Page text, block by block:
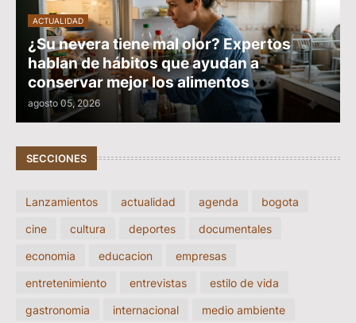
ACTUALIDAD
¿Su nevera tiene mal olor? Expertos
hablan de hábitos que ayudan a
conservar mejor los alimentos
agosto 05, 2026
SECCIONES
Lanzamientos actualidad agenda
bogota
cine
cultura deportes
documentales
economia
educacion
empresas
entretenimiento
entrevistas
estilo de vida
gastronomia
internacional
medio ambiente